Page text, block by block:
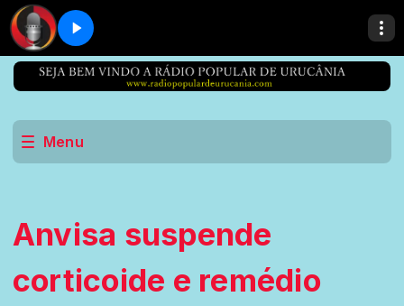
Menu
Anvisa suspende
corticoide e remédio